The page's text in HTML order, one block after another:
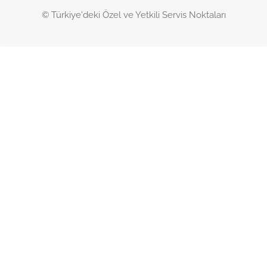
© Türkiye'deki Özel ve Yetkili Servis Noktaları